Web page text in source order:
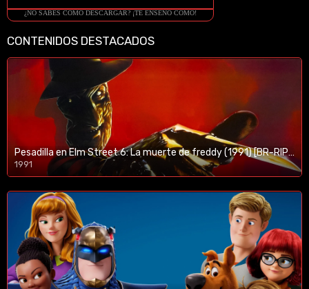
¿NO SABES COMO DESCARGAR? ¡TE ENSEÑO COMO!
CONTENIDOS DESTACADOS
Pesadilla en Elm Street 6: La muerte de freddy (1991) [BR-RIP] [HD-1080p]
1991